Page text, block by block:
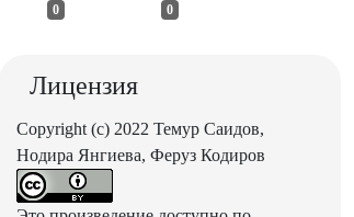
0 0
Лицензия
Copyright (c) 2022 Темур Саидов,
Нодира Янгиева, Феруз Кодиров